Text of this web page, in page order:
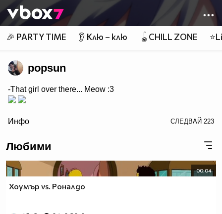
👾
🎉 PARTY TIME 👂 Клю – клю 🪀CHILL ZONE
popsun
-That girl over there... Meow :3
Инфо СЛЕДВАЙ 223
Любими
00:04
Хоумър vs. Роналдо